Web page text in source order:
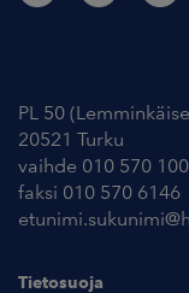
PL 50
20521 Turku
vaihde 010 570 100
faksi 010 570 6146
Tietosuoja